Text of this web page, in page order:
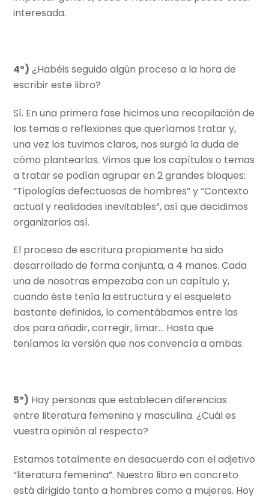
interesada.
4º) ¿Habéis seguido algún proceso a la hora de
escribir este libro?
Sí. En una primera fase hicimos una recopilación de
los temas o reflexiones que queríamos tratar y,
una vez los tuvimos claros, nos surgió la duda de
cómo plantearlos. Vimos que los capítulos o temas
a tratar se podían agrupar en 2 grandes bloques:
“Tipologías defectuosas de hombres” y “Contexto
actual y realidades inevitables”, así que decidimos
organizarlos así.
El proceso de escritura propiamente ha sido
desarrollado de forma conjunta, a 4 manos. Cada
una de nosotras empezaba con un capítulo y,
cuando éste tenía la estructura y el esqueleto
bastante definidos, lo comentábamos entre las
dos para añadir, corregir, limar… Hasta que
teníamos la versión que nos convencía a ambas.
5º) Hay personas que establecen diferencias
entre literatura femenina y masculina. ¿Cuál es
vuestra opinión al respecto?
Estamos totalmente en desacuerdo con el adjetivo
“literatura femenina”. Nuestro libro en concreto
está dirigido tanto a hombres como a mujeres. Hoy